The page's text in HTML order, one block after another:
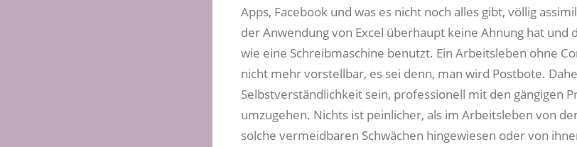
Apps, Facebook und was es nicht noch alles gibt, völlig
der Anwendung von Excel überhaupt keine Ahnung hat und
wie eine Schreibmaschine benutzt. Ein Arbeitsleben ohne
nicht mehr vorstellbar, es sei denn, man wird Postbote.
Selbstverständlichkeit sein, professionell mit den gängigen
umzugehen. Nichts ist peinlicher, als im Arbeitsleben von
solche vermeidbaren Schwächen hingewiesen oder von